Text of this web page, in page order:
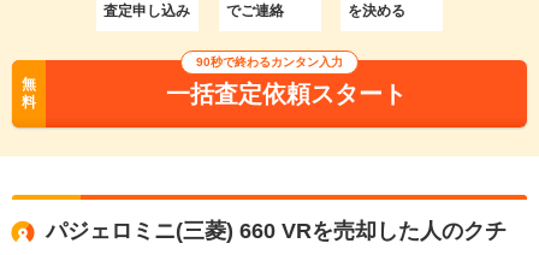
査定申し込み
でご連絡
を決める
無
料
90秒で終わるカンタン入力
一括査定依頼スタート
パジェロミニ(三菱) 660 VRを売却した人のクチ